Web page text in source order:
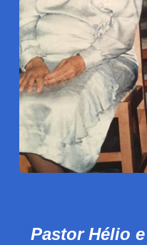
Pastor Hélio